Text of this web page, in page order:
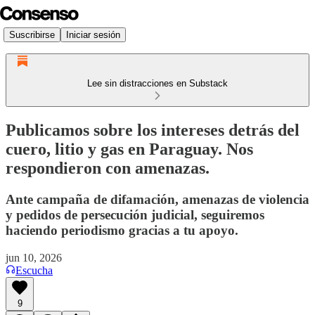
Suscribirse Iniciar sesión
Lee sin distracciones en Substack
Publicamos sobre los intereses detrás del
cuero, litio y gas en Paraguay. Nos
respondieron con amenazas.
Ante campaña de difamación, amenazas de violencia
y pedidos de persecución judicial, seguiremos
haciendo periodismo gracias a tu apoyo.
jun 10, 2026
Escucha
9